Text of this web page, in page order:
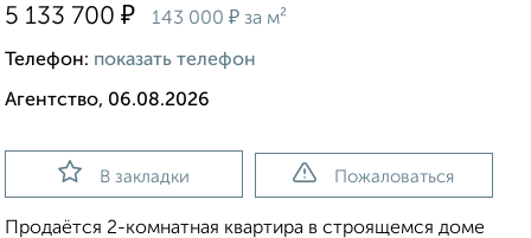
5 133 700 ₽ 143 000 ₽ за м²
Телефон: показать телефон
Агентство, 06.08.2026
В закладки Пожаловаться
Продаётся 2-комнатная квартира в строящемся доме